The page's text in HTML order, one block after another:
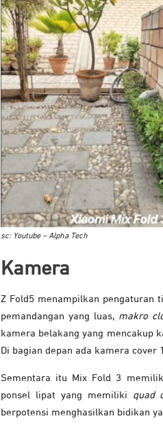
sc: Youtube – Alpha Tech
Kamera
Z Fold5 menampilkan pengaturan
pemandangan yang luas, makro
kamera belakang yang mencakup
Di bagian depan ada kamera cover
Sementara itu Mix Fold 3
ponsel lipat yang memiliki quad
berpotensi menghasilkan bidikan